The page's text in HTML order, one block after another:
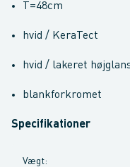
T=48cm
hvid / KeraTect
hvid / lakeret
blankforkromet
Specifikationer
Vægt: